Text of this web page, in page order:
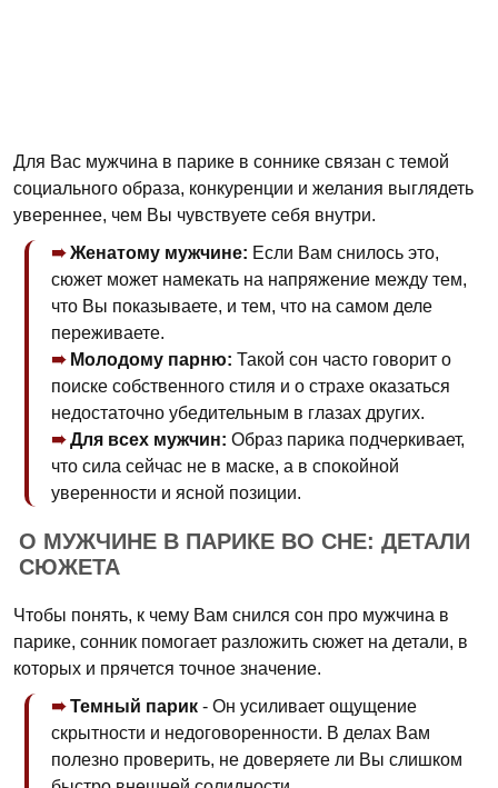
Для Вас мужчина в парике в сонникe связан с темой
социального образа, конкуренции и желания выглядеть
увереннее, чем Вы чувствуете себя внутри.
Женатому мужчине: Если Вам снилось это,
сюжет может намекать на напряжение между тем,
что Вы показываете, и тем, что на самом деле
переживаете.
Молодому парню: Такой сон часто говорит о
поиске собственного стиля и о страхе оказаться
недостаточно убедительным в глазах других.
Для всех мужчин: Образ парика подчеркивает,
что сила сейчас не в маске, а в спокойной
уверенности и ясной позиции.
О МУЖЧИНЕ В ПАРИКЕ ВО СНЕ: ДЕТАЛИ
СЮЖЕТА
Чтобы понять, к чему Вам снился сон про мужчина в
парике, сонник помогает разложить сюжет на детали, в
которых и прячется точное значение.
Темный парик - Он усиливает ощущение
скрытности и недоговоренности. В делах Вам
полезно проверить, не доверяете ли Вы слишком